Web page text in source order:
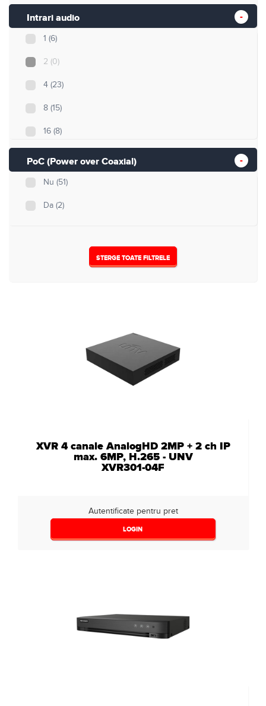
Intrari audio
1 (6)
2 (0)
4 (23)
8 (15)
16 (8)
PoC (Power over Coaxial)
Nu (51)
Da (2)
STERGE TOATE FILTRELE
XVR 4 canale AnalogHD 2MP + 2 ch IP
max. 6MP, H.265 - UNV
XVR301-04F
Autentificate pentru pret
LOGIN